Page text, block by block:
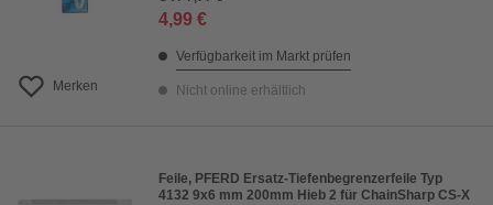
Merken
4,99 €
Verfügbarkeit im Markt prüfen
Nicht online erhältlich
Feile, PFERD Ersatz-Tiefenbegrenzerfeile Typ
4132 9x6 mm 200mm Hieb 2 für ChainSharp CS-X